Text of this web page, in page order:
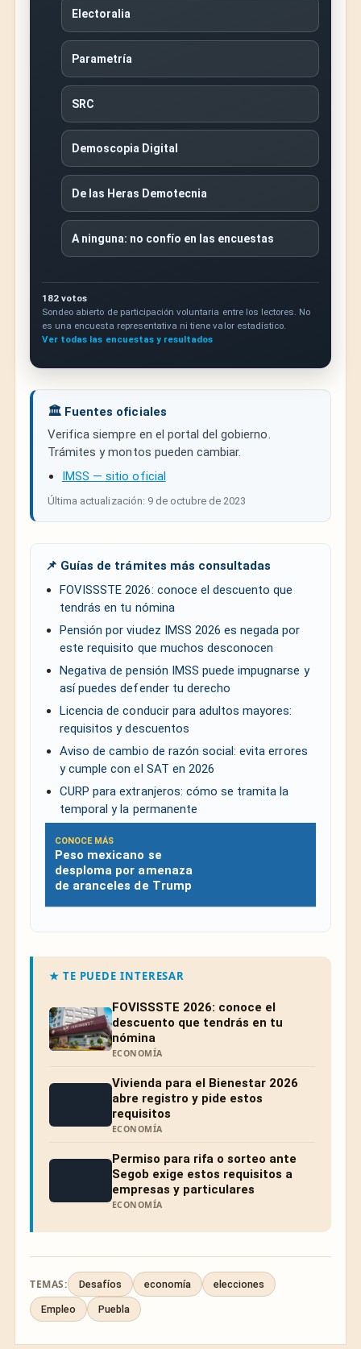
Electoralia
Parametría
SRC
Demoscopia Digital
De las Heras Demotecnia
A ninguna: no confío en las encuestas
182 votos
Sondeo abierto de participación voluntaria entre los lectores. No
es una encuesta representativa ni tiene valor estadístico.
Ver todas las encuestas y resultados
🏛️ Fuentes oficiales
Verifica siempre en el portal del gobierno.
Trámites y montos pueden cambiar.
IMSS — sitio oficial
Última actualización: 9 de octubre de 2023
📌 Guías de trámites más consultadas
FOVISSSTE 2026: conoce el descuento que
tendrás en tu nómina
Pensión por viudez IMSS 2026 es negada por
este requisito que muchos desconocen
Negativa de pensión IMSS puede impugnarse y
así puedes defender tu derecho
Licencia de conducir para adultos mayores:
requisitos y descuentos
Aviso de cambio de razón social: evita errores
y cumple con el SAT en 2026
CURP para extranjeros: cómo se tramita la
temporal y la permanente
CONOCE MÁS
Peso mexicano se
desploma por amenaza
de aranceles de Trump
★ TE PUEDE INTERESAR
FOVISSSTE 2026: conoce el
descuento que tendrás en tu
nómina
ECONOMÍA
Vivienda para el Bienestar 2026
abre registro y pide estos
requisitos
ECONOMÍA
Permiso para rifa o sorteo ante
Segob exige estos requisitos a
empresas y particulares
ECONOMÍA
TEMAS: Desafíos economía elecciones
Empleo Puebla